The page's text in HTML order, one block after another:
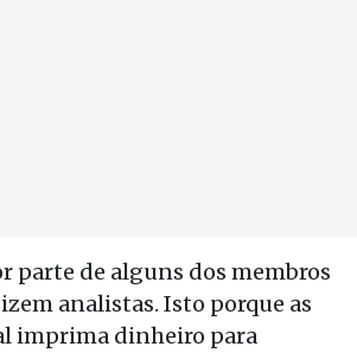
parte de alguns dos membros
analistas. Isto porque as
imprima dinheiro para